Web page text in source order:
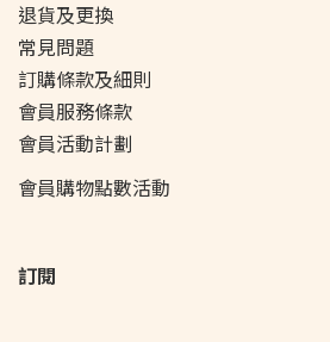
退貨及更換
常見問題
訂購條款及細則
會員服務條款
會員活動計劃
會員購物點數活動
訂閱